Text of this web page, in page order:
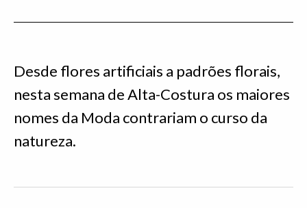
Desde flores artificiais a padrões florais,
nesta semana de Alta-Costura os maiores
nomes da Moda contrariam o curso da
natureza.